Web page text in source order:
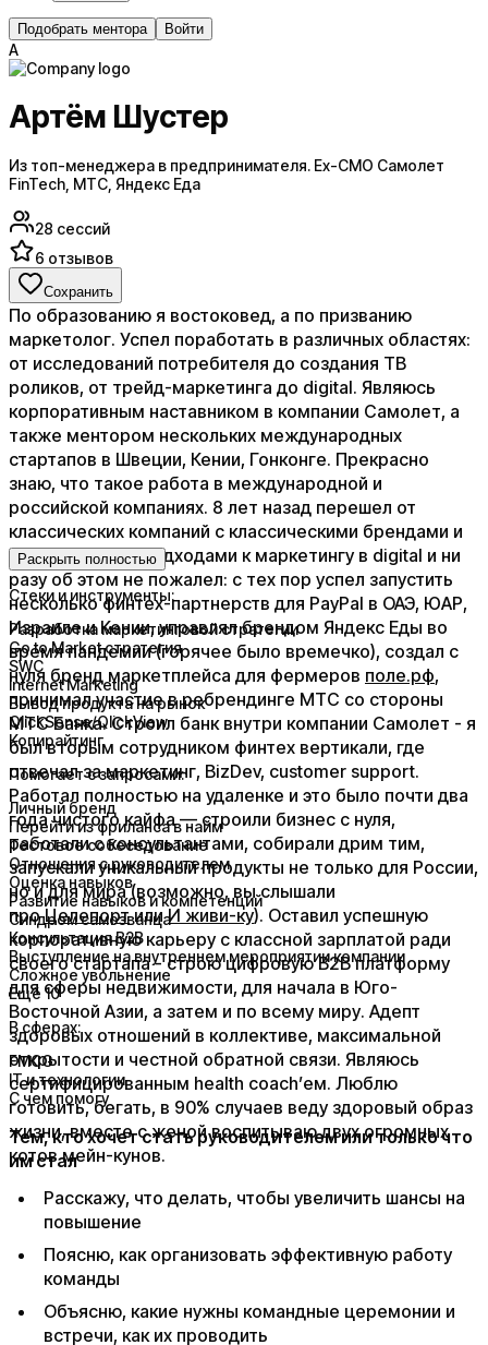
Подобрать ментора Войти
А
Артём Шустер
Из топ-менеджера в предпринимателя. Ex-CMO Самолет
FinTech, МТС, Яндекс Еда
28 сессий
6 отзывов
Сохранить
По образованию я востоковед, а по призванию
маркетолог. Успел поработать в различных областях:
от исследований потребителя до создания ТВ
роликов, от трейд-маркетинга до digital. Являюсь
корпоративным наставником в компании Самолет, а
также ментором нескольких международных
стартапов в Швеции, Кении, Гонконге. Прекрасно
знаю, что такое работа в международной и
российской компаниях. 8 лет назад перешел от
классических компаний с классическими брендами и
классическими подходами к маркетингу в digital и ни
разу об этом не пожалел: с тех пор успел запустить
несколько финтех-партнерств для PayPal в ОАЭ, ЮАР,
Израиле и Кении, управлял брендом Яндекс Еды во
время пандемии (горячее было времечко), создал с
нуля бренд маркетплейса для фермеров поле.рф,
принимал участие в ребрендинге МТС со стороны
МТС Банка. Строил банк внутри компании Самолет - я
был вторым сотрудником финтех вертикали, где
отвечал за маркетинг, BizDev, customer support.
Работал полностью на удаленке и это было почти два
года чистого кайфа — строили бизнес с нуля,
работали с консультантами, собирали дрим тим,
запускали уникальный продукты не только для России,
но и для мира (возможно, вы слышали
проЦелепортилиИ живи-ку). Оставил успешную
корпоративную карьеру с классной зарплатой ради
своего стартапа - строю цифровую В2В платформу
для сферы недвижимости, для начала в Юго-
Восточной Азии, а затем и по всему миру. Адепт
здоровых отношений в коллективе, максимальной
открытости и честной обратной связи. Являюсь
сертифицированным health coach’ем. Люблю
готовить, бегать, в 90% случаев веду здоровый образ
жизни, вместе с женой воспитываю двух огромных
котов мейн-кунов.
Раскрыть полностью
Стеки и инструменты:
Разработка маркетинговой стратегии
Go to Market стратегия
SWC
Internet Marketing
Вывод продукта на рынок
QlickSense/QlickView
Копирайтинг
Помогает с запросами:
Личный бренд
Перейти из фриланса в найм
Тестовое собеседование
Отношения с руководителем
Оценка навыков
Развитие навыков и компетенций
Синдром самозванца
Консультация B2B
Выступление на внутреннем мероприятии компании
Сложное увольнение
Ещё 10
В сферах:
FMCG
IT и технологии
С чем помогу
Тем, кто хочет стать руководителем или только что
им стал​
​Расскажу, что делать, чтобы увеличить шансы на
повышение
Поясню, как организовать эффективную работу
команды
Объясню, какие нужны командные церемонии и
встречи, как их проводить